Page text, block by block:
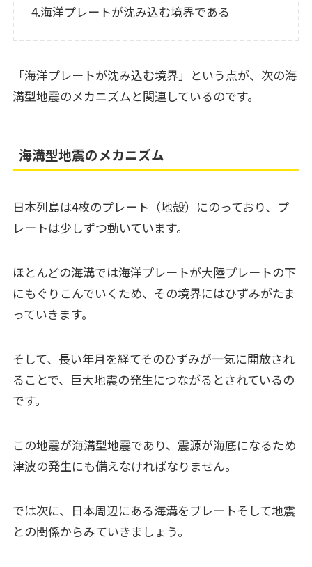
4.海洋プレートが沈み込む境界である
「海洋プレートが沈み込む境界」という点が、次の海
溝型地震のメカニズムと関連しているのです。
海溝型地震のメカニズム
日本列島は4枚のプレート（地殻）にのっており、プ
レートは少しずつ動いています。
ほとんどの海溝では海洋プレートが大陸プレートの下
にもぐりこんでいくため、その境界にはひずみがたま
っていきます。
そして、長い年月を経てそのひずみが一気に開放され
ることで、巨大地震の発生につながるとされているの
です。
この地震が海溝型地震であり、震源が海底になるため
津波の発生にも備えなければなりません。
では次に、日本周辺にある海溝をプレートそして地震
との関係からみていきましょう。